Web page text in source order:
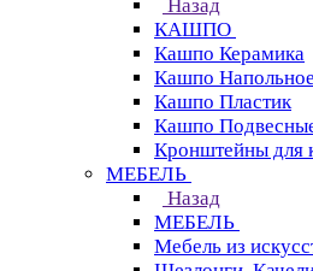
Назад
КАШПО
Кашпо Керамика
Кашпо Напольное
Кашпо Пластик
Кашпо
Кронштейны для
МЕБЕЛЬ
Назад
МЕБЕЛЬ
Мебель из